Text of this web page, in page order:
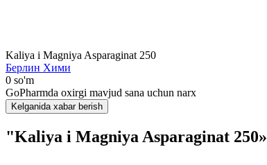
Kaliya i Magniya Asparaginat 250
Берлин Хими
0 so'm
GoPharmda oxirgi mavjud sana uchun narx
Kelganida xabar berish
"Kaliya i Magniya Asparaginat 250»